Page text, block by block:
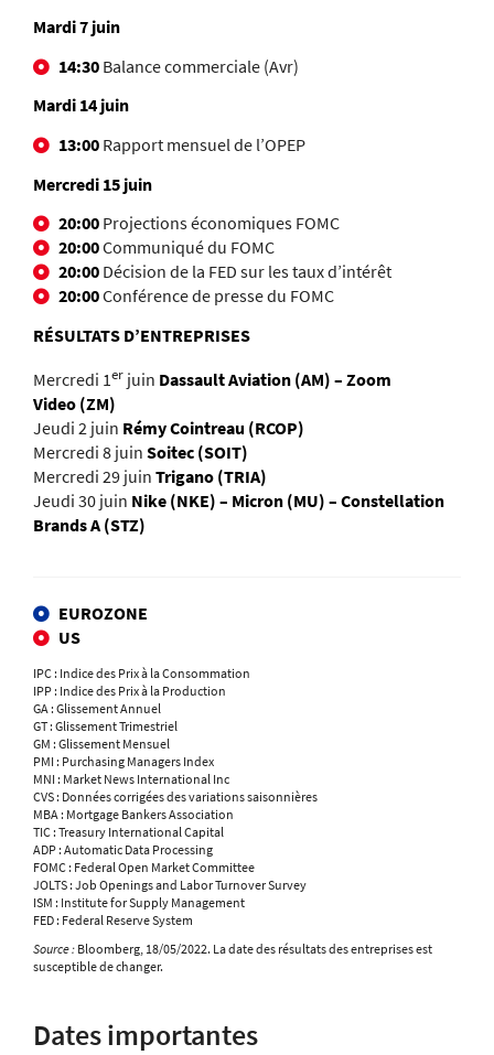
Mardi 7 juin
14:30 Balance commerciale (Avr)
Mardi 14 juin
13:00 Rapport mensuel de l’OPEP
Mercredi 15 juin
20:00 Projections économiques FOMC
20:00Communiqué du FOMC
20:00 Décision de la FED sur les taux d’intérêt
20:00Conférence de presse du FOMC
RÉSULTATS D’ENTREPRISES
Mercredi 1er juin Dassault Aviation (AM) – Zoom
Video (ZM)
Jeudi 2 juin Rémy Cointreau (RCOP)
Mercredi 8 juin Soitec (SOIT)
Mercredi 29 juin Trigano (TRIA)
Jeudi 30 juin Nike (NKE) – Micron (MU) – Constellation
Brands A (STZ)
EUROZONE
US
IPC : Indice des Prix à la Consommation
IPP : Indice des Prix à la Production
GA : Glissement Annuel
GT : Glissement Trimestriel
GM : Glissement Mensuel
PMI : Purchasing Managers Index
MNI : Market News International Inc
CVS : Données corrigées des variations saisonnières
MBA : Mortgage Bankers Association
TIC : Treasury International Capital
ADP : Automatic Data Processing
FOMC : Federal Open Market Committee
JOLTS : Job Openings and Labor Turnover Survey
ISM : Institute for Supply Management
FED : Federal Reserve System
Source : Bloomberg, 18/05/2022. La date des résultats des entreprises est
susceptible de changer.
Dates importantes